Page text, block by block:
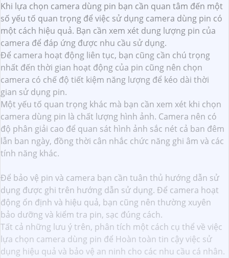
Khi lựa chọn camera dùng pin bạn cần quan tâm đến một
số yếu tố quan trọng để việc sử dụng camera dùng pin có
một cách hiệu quả. Bạn cần xem xét dung lượng pin của
camera để đáp ứng được nhu cầu sử dụng.
Để camera hoạt động liên tục, bạn cũng cần chú trọng
nhất đến thời gian hoạt động của pin cũng nên chọn
camera có chế độ tiết kiệm năng lượng để kéo dài thời
gian sử dụng pin.
Một yếu tố quan trọng khác mà bạn cần xem xét khi chọn
camera dùng pin là chất lượng hình ảnh. Camera nên có
độ phân giải cao để quan sát hình ảnh sắc nét cả ban đêm
lẫn ban ngày, đồng thời cân nhắc chức năng ghi âm và các
tính năng khác.
Để bảo vệ pin và camera bạn cần tuân thủ hướng dẫn sử
dụng được ghi trên hướng dẫn sử dụng. Để camera hoạt
động ổn định và hiệu quả, bạn cũng nên thường xuyên
bảo dưỡng và kiểm tra pin, sạc đúng cách.
Tất cả những lưu ý trên, phân tích một cách cụ thể về việc
lựa chọn camera dùng pin để Hoàn toàn tin cậy việc sử
dụng hiệu quả và bảo vệ an ninh cho các nhu cầu cá nhân.